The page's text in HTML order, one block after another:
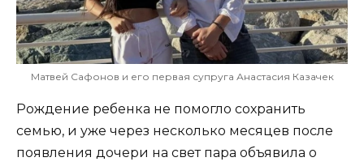
Матвей Сафонов и его первая супруга Анастасия Казачек
Рождение ребенка не помогло сохранить
семью, и уже через несколько месяцев после
появления дочери на свет пара объявила о